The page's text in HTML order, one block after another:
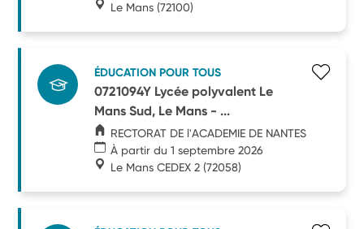
Le Mans (72100)
ÉDUCATION POUR TOUS
0721094Y Lycée polyvalent Le
Mans Sud, Le Mans - ...
RECTORAT DE l'ACADEMIE DE NANTES
À partir du 1 septembre 2026
Le Mans CEDEX 2 (72058)